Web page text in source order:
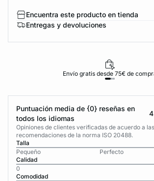
Encuentra este producto en tienda
Entregas y devoluciones
Envío gratis desde 75€ de
Puntuación media de {0} reseñas en
todos los idiomas
Opiniones de clientes verificadas de acuerdo a las
recomendaciones de la norma ISO 20488.
Talla
Pequeño
Perfecto
Calidad
0
Comodidad